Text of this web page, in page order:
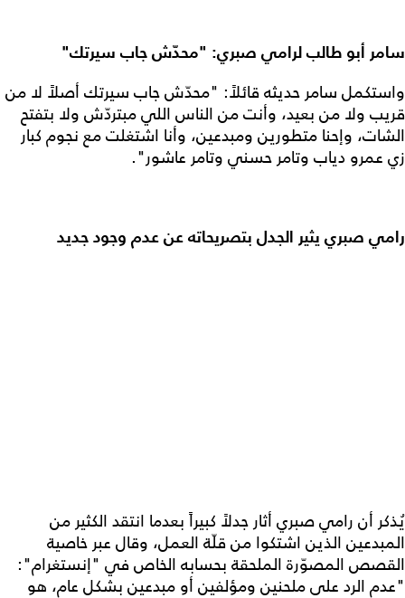
سامر أبو طالب لرامي صبري: "محدّش جاب سيرتك"
واستكمل سامر حديثه قائلاً: "محدّش جاب سيرتك أصلاً لا من
قريب ولا من بعيد، وأنت من الناس اللي مبتردّش ولا بتفتح
الشات، وإحنا متطورين ومبدعين، وأنا اشتغلت مع نجوم كبار
زي عمرو دياب وتامر حسني وتامر عاشور".
رامي صبري يثير الجدل بتصريحاته عن عدم وجود جديد
يُذكر أن رامي صبري أثار جدلاً كبيراً بعدما انتقد الكثير من
المبدعين الذين اشتكوا من قلّة العمل، وقال عبر خاصية
القصص المصوّرة الملحقة بحسابه الخاص في "إنستغرام":
"عدم الرد على ملحنين ومؤلفين أو مبدعين بشكل عام، هو